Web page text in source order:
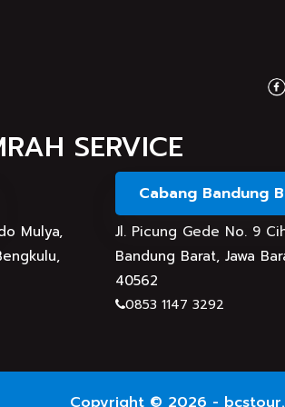
berangkat umrah Tahun 2025 lalu,
SERVICE
Mulya,
Cabang Bandung
Jl. Picung Gede No. 9
Bandung Barat, Jawa
40562
0853 1147 3292